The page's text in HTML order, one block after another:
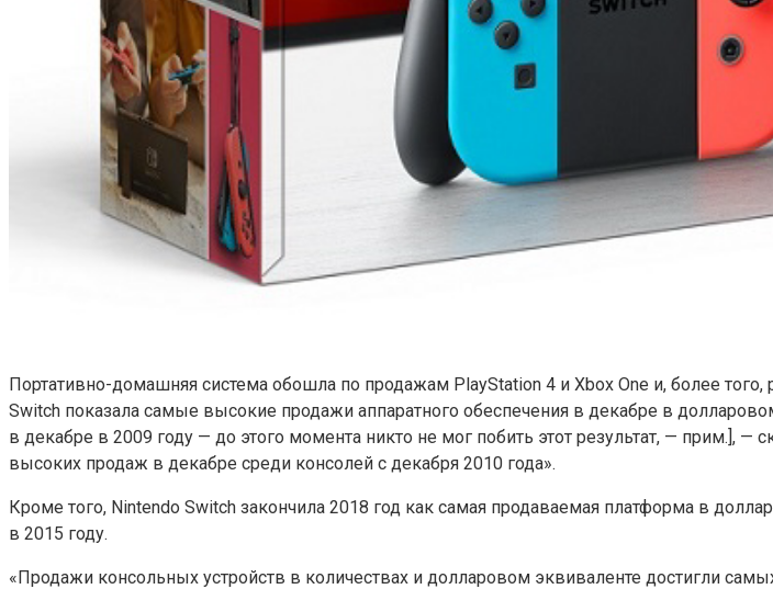
Портативно-домашняя система обошла по продажам PlayStation 4 и Xbox One и, более
Switch показала самые высокие продажи аппаратного обеспечения в декабре в
в декабре в 2009 году — до этого момента никто не мог побить этот результат, — прим.],
высоких продаж в декабре среди консолей с декабря 2010 года».
Кроме того, Nintendo Switch закончила 2018 год как самая продаваемая платформа в
в 2015 году.
«Продажи консольных устройств в количествах и долларовом эквиваленте достигли